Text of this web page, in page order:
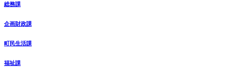
総務課
企画財政課
町民生活課
福祉課